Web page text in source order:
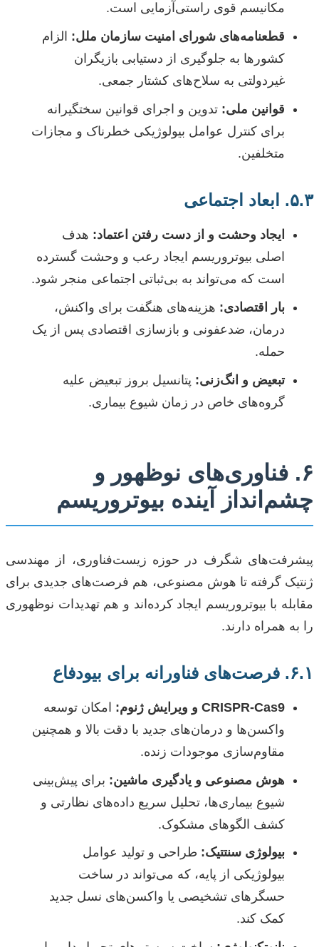
مکانیسم قوی راستی‌آزمایی است.
قطعنامه‌های شورای امنیت سازمان ملل: الزام
کشورها به جلوگیری از دستیابی بازیگران
غیردولتی به سلاح‌های کشتار جمعی.
قوانین ملی: تدوین و اجرای قوانین سختگیرانه
برای کنترل عوامل بیولوژیکی خطرناک و مجازات
متخلفین.
۵.۳. ابعاد اجتماعی
ایجاد وحشت و از دست رفتن اعتماد: هدف
اصلی بیوتروریسم ایجاد رعب و وحشت گسترده
است که می‌تواند به بی‌ثباتی اجتماعی منجر شود.
بار اقتصادی: هزینه‌های هنگفت برای واکنش،
درمان، ضدعفونی و بازسازی اقتصادی پس از یک
حمله.
تبعیض و انگ‌زنی: پتانسیل بروز تبعیض علیه
گروه‌های خاص در زمان شیوع بیماری.
۶. فناوری‌های نوظهور و
چشم‌انداز آینده بیوتروریسم
پیشرفت‌های شگرف در حوزه زیست‌فناوری، از مهندسی
ژنتیک گرفته تا هوش مصنوعی، هم فرصت‌های جدیدی برای
مقابله با بیوتروریسم ایجاد کرده‌اند و هم تهدیدات نوظهوری
را به همراه دارند.
۶.۱. فرصت‌های فناورانه برای بیو‌دفاع
CRISPR-Cas9 و ویرایش ژنوم:
امکان توسعه
واکسن‌ها و درمان‌های جدید با دقت بالا و همچنین
مقاوم‌سازی موجودات زنده.
هوش مصنوعی و یادگیری ماشین: برای پیش‌بینی
شیوع بیماری‌ها، تحلیل سریع داده‌های نظارتی و
کشف الگوهای مشکوک.
بیولوژی سنتتیک: طراحی و تولید عوامل
بیولوژیکی از پایه، که می‌تواند در ساخت
حسگرهای تشخیصی یا واکسن‌های نسل جدید
کمک کند.